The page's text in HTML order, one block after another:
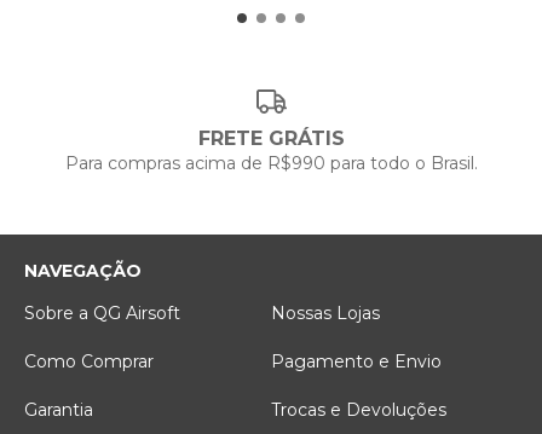
FRETE GRÁTIS
Para compras acima de R$990 para todo o Brasil.
NAVEGAÇÃO
Sobre a QG Airsoft
Nossas Lojas
Como Comprar Pagamento e Envio
Garantia Trocas e Devoluções